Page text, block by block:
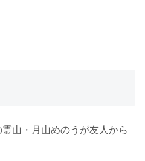
霊山・月山めのうが友人から